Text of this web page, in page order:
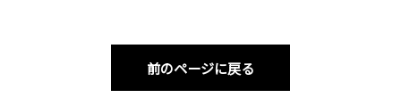
前のページに戻る